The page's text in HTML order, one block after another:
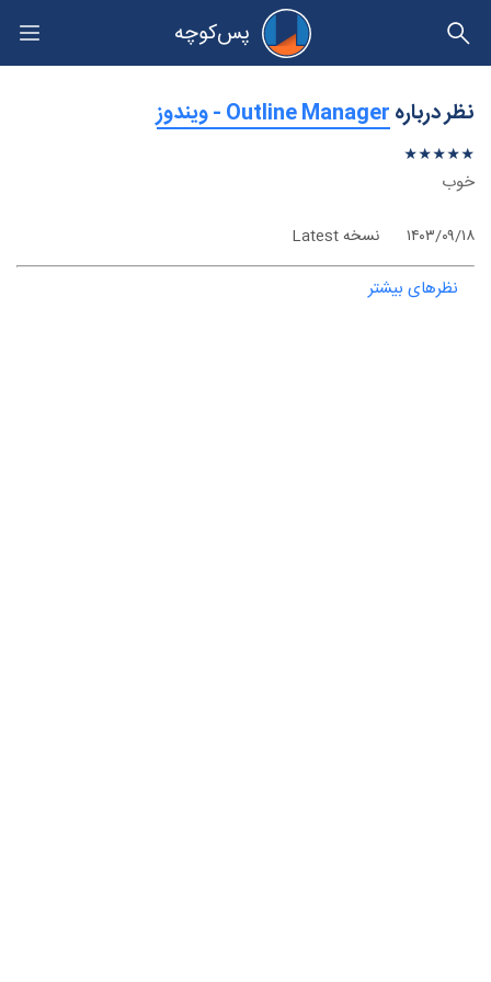
پس‌کوچه
حریم خصوصی
نظر درباره‫Outline Manager - ویندوز
★★★★★
★
★
★
★
★
خوب
۱۴۰۳/۰۹/۱۸ نسخه Latest
نظرهای بیشتر